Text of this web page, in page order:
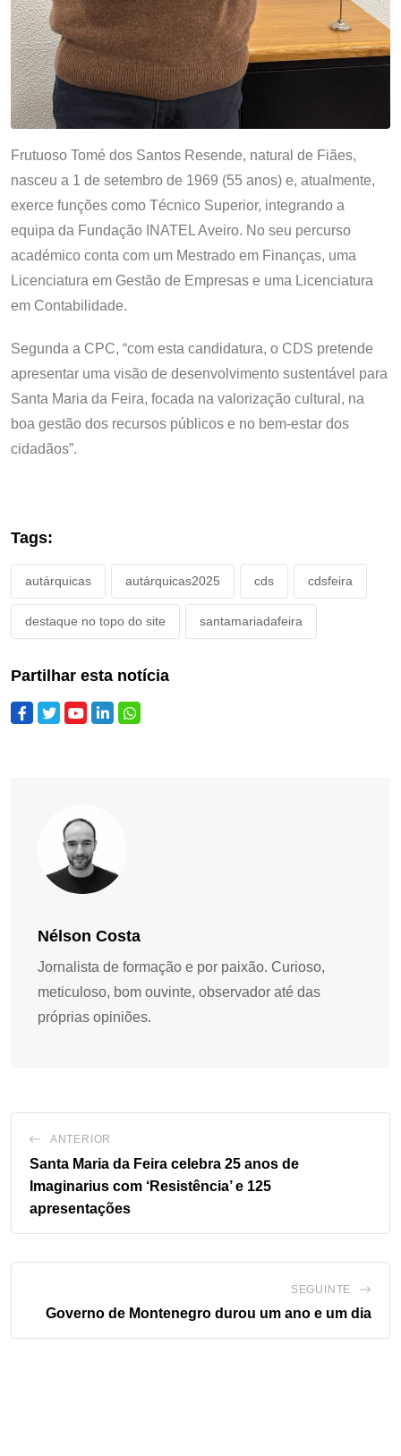
Frutuoso Tomé dos Santos Resende, natural de Fiães,
nasceu a 1 de setembro de 1969 (55 anos) e, atualmente,
exerce funções como Técnico Superior, integrando a
equipa da Fundação INATEL Aveiro. No seu percurso
académico conta com um Mestrado em Finanças, uma
Licenciatura em Gestão de Empresas e uma Licenciatura
em Contabilidade.
Segunda a CPC, “com esta candidatura, o CDS pretende
apresentar uma visão de desenvolvimento sustentável para
Santa Maria da Feira, focada na valorização cultural, na
boa gestão dos recursos públicos e no bem-estar dos
cidadãos”.
Tags:
autárquicas autárquicas2025 cds cdsfeira
destaque no topo do site santamariadafeira
Partilhar esta notícia
Nélson Costa
Jornalista de formação e por paixão. Curioso,
meticuloso, bom ouvinte, observador até das
próprias opiniões.
ANTERIOR
Santa Maria da Feira celebra 25 anos de
Imaginarius com ‘Resistência’ e 125
apresentações
SEGUINTE
Governo de Montenegro durou um ano e um dia